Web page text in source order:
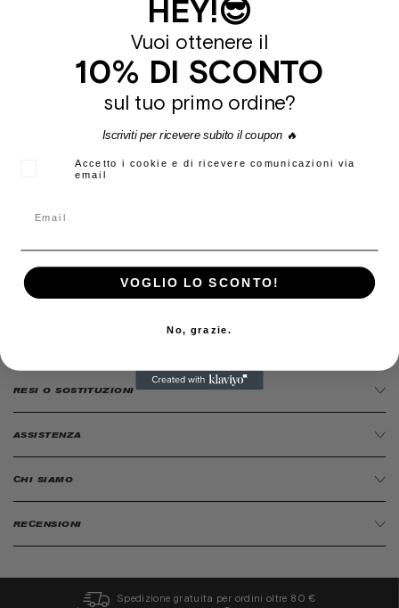
La t-shirt Octopus è un'icona che si rinnova stagione dopo stagione
con nuove varianti colori.
bianco
Codice:
SPEDIZIONI EXPRESS 24/48H ORE
RESI O SOSTITUZIONI
ASSISTENZA
CHI SIAMO
RECENSIONI
Spedizione gratuita per ordini oltre 80 €
HEY!😎
Vuoi ottenere il
10% DI SCONTO
sul tuo primo ordine?
Iscriviti per ricevere subito il coupon 🔥
Accetto i cookie e di ricevere comunicazioni via
email
VOGLIO LO SCONTO!
No, grazie.